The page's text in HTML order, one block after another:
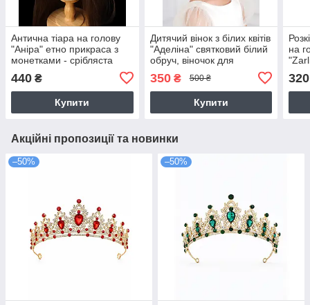
Антична тіара на голову
"Аніра" етно прикраса з
монетками - срібляста
440 ₴
Купити
Дитячий вінок з білих квітів
"Аделіна" святковий білий
обруч, віночок для
350₴ 500 ₴
Купити
на
320
Акційні пропозиції та новинки
–50% –50%